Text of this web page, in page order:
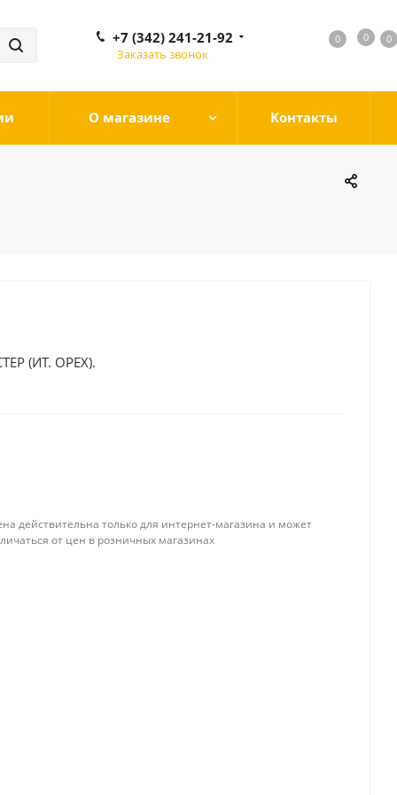
0 0 0
0
+7 (342) 241-21-92
Заказать звонок
О магазине Контакты
(ИТ. ОРЕХ).
действительна только для интернет-магазина и может
от цен в розничных магазинах